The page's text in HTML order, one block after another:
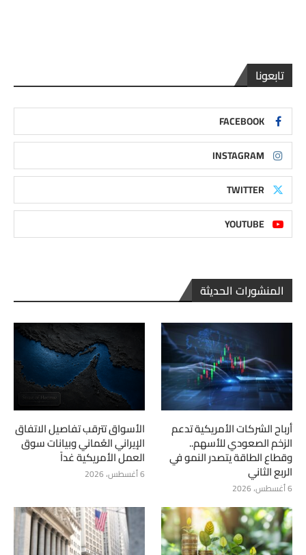
تابعونا
FACEBOOK
INSTAGRAM
TWITTER
YOUTUBE
المنشورات الحديثة
أرباح الشركات الأمريكية تدعم
الزخم الصعودي للأسهم..
وقطاع الطاقة يتصدر النمو في
الربع الثاني
6 أغسطس، 2026
الأسواق تترقب تفاصيل الاتفاق
الإيراني العُماني وبيانات سوق
العمل الأمريكية غداً
6 أغسطس، 2026